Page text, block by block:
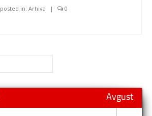
posted in: Arhiva | 0
Avgust